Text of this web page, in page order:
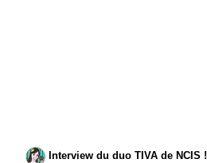
Interview du duo TIVA de NCIS !